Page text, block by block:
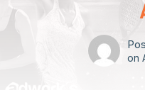
on